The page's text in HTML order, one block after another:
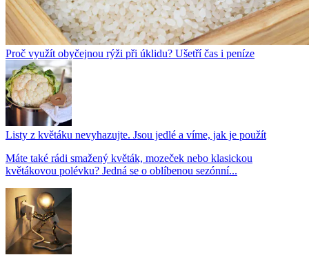
Proč využít obyčejnou rýži při úklidu? Ušetří čas i peníze
Listy z květáku nevyhazujte. Jsou jedlé a víme, jak je použít
Máte také rádi smažený květák, mozeček nebo klasickou
květákovou polévku? Jedná se o oblíbenou sezónní...